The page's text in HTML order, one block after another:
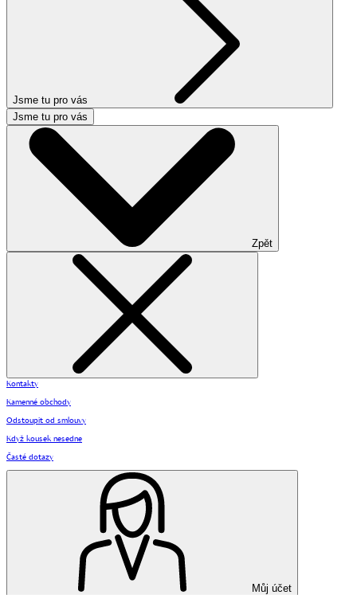
Jsme tu pro vás
Jsme tu pro vás
Zpět
Kontakty
Kamenné obchody
Odstoupit od smlouvy
Když kousek nesedne
Časté dotazy
Můj účet